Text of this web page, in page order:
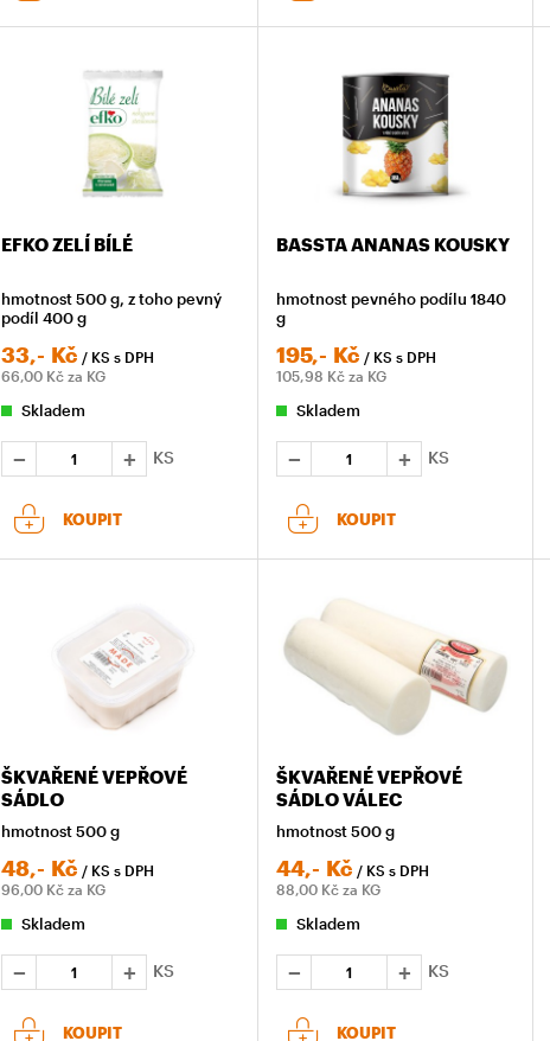
EFKO ZELÍ BÍLÉ
hmotnost 500 g, z toho pevný
podíl 400 g
33,- Kč / KSs DPH
66,00 Kč za KG
Skladem
KS
KOUPIT
BASSTA ANANAS KOUSKY
hmotnost pevného podílu 1840
g
195,- Kč / KSs DPH
105,98 Kč za KG
Skladem
KS
KOUPIT
ŠKVAŘENÉ VEPŘOVÉ
SÁDLO
hmotnost 500 g
48,- Kč / KSs DPH
96,00 Kč za KG
Skladem
KS
KOUPIT
ŠKVAŘENÉ VEPŘOVÉ
SÁDLO VÁLEC
hmotnost 500 g
44,- Kč / KSs DPH
88,00 Kč za KG
Skladem
KS
KOUPIT